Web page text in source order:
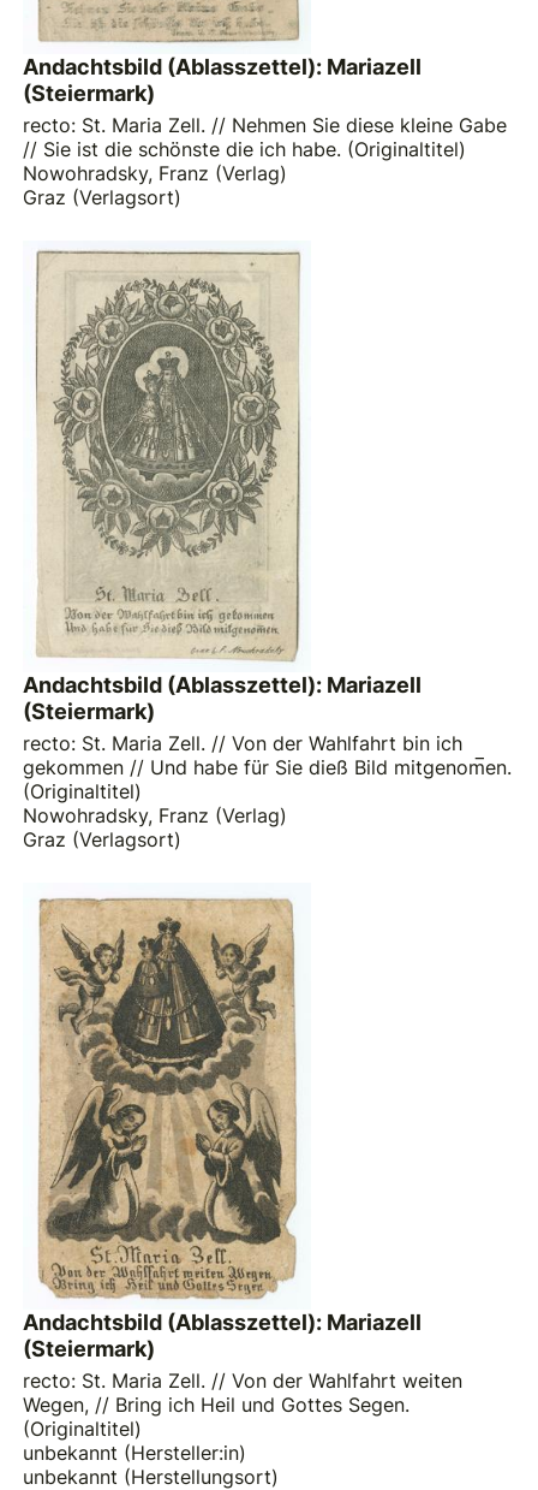
Andachtsbild (Ablasszettel): Mariazell
(Steiermark)
recto: St. Maria Zell. // Nehmen Sie diese kleine Gabe
// Sie ist die schönste die ich habe. (Originaltitel)
Nowohradsky, Franz (Verlag)
Graz (Verlagsort)
Andachtsbild (Ablasszettel): Mariazell
(Steiermark)
recto: St. Maria Zell. // Von der Wahlfahrt bin ich
gekommen // Und habe für Sie dieß Bild mitgenom̅en.
(Originaltitel)
Nowohradsky, Franz (Verlag)
Graz (Verlagsort)
Andachtsbild (Ablasszettel): Mariazell
(Steiermark)
recto: St. Maria Zell. // Von der Wahlfahrt weiten
Wegen, // Bring ich Heil und Gottes Segen.
(Originaltitel)
unbekannt (Hersteller:in)
unbekannt (Herstellungsort)